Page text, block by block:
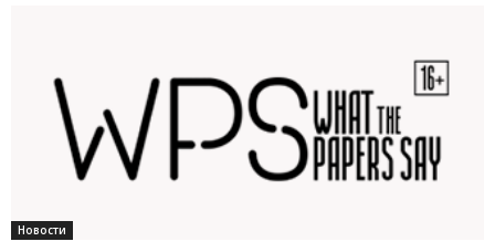
Новости